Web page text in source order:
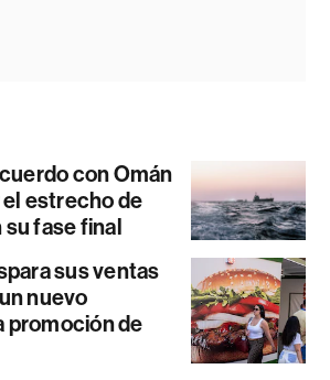
con Omán
estrecho de
fase final
sus ventas
nuevo
promoción de